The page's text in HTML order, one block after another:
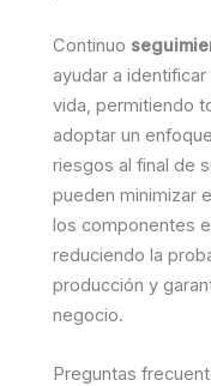
Continuo
ayudar a
vida, permitiendo
adoptar un
riesgos al final de
pueden minimizar
los componentes
reduciendo la
producción y
negocio.
Preguntas